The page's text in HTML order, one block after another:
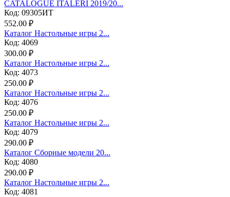
CATALOGUE ITALERI 2019/20...
Код: 09305ИТ
552.00 ₽
Каталог Настольные игры 2...
Код: 4069
300.00 ₽
Каталог Настольные игры 2...
Код: 4073
250.00 ₽
Каталог Настольные игры 2...
Код: 4076
250.00 ₽
Каталог Настольные игры 2...
Код: 4079
290.00 ₽
Каталог Сборные модели 20...
Код: 4080
290.00 ₽
Каталог Настольные игры 2...
Код: 4081